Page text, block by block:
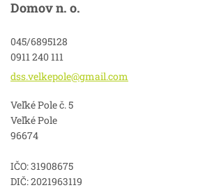
Domov n. o.
045/6895128
0911 240 111
dss.velkepole@gmail.com
Veľké Pole č. 5
Veľké Pole
96674
IČO: 31908675
DIČ: 2021963119